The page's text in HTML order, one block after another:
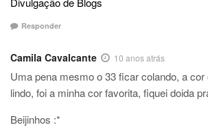
Responder
Camila Cavalcante 10 anos atrás
Uma pena mesmo o 33 ficar colando, a
lindo, foi a minha cor favorita, fiquei doida
Beijinhos :*